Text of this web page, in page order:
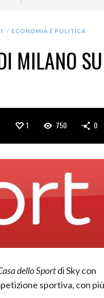
ECONOMIA E POLITICA
MILANO SU
1 750 0
dello Sportdi Sky con
sportiva, con più